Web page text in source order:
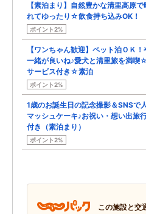
【素泊まり】自然豊かな清里高原
れてゆったり☆飲食持ち込みOK！
ポイント2%
【ワンちゃん歓迎】ペット泊ＯＫ！
一緒が良いね♪愛犬と清里旅を満喫
サービス付き☆素泊
ポイント2%
1歳のお誕生日の記念撮影＆SNSで
マッシュケーキ♪お祝い・想い出旅
付き（素泊まり）
ポイント2%
この施設と交